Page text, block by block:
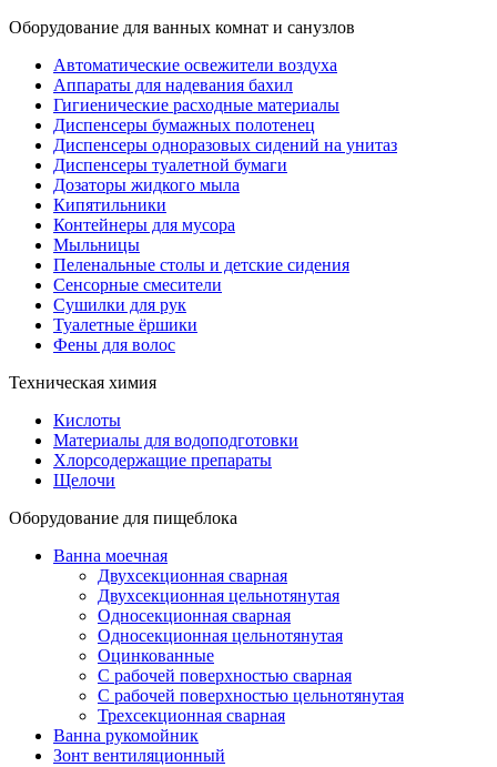
Оборудование для ванных комнат и санузлов
Автоматические освежители воздуха
Аппараты для надевания бахил
Гигиенические расходные материалы
Диспенсеры бумажных полотенец
Диспенсеры одноразовых сидений на унитаз
Диспенсеры туалетной бумаги
Дозаторы жидкого мыла
Кипятильники
Контейнеры для мусора
Мыльницы
Пеленальные столы и детские сидения
Сенсорные смесители
Сушилки для рук
Туалетные ёршики
Фены для волос
Техническая химия
Кислоты
Материалы для водоподготовки
Хлорсодержащие препараты
Щелочи
Оборудование для пищеблока
Ванна моечная
Двухсекционная сварная
Двухсекционная цельнотянутая
Односекционная сварная
Односекционная цельнотянутая
Оцинкованные
С рабочей поверхностью сварная
С рабочей поверхностью цельнотянутая
Трехсекционная сварная
Ванна рукомойник
Зонт вентиляционный